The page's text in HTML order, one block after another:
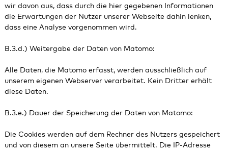
wir davon aus, dass durch die hier gegebenen Informationen
die Erwartungen der Nutzer unserer Webseite dahin lenken,
dass eine Analyse vorgenommen wird.
B.3.d.) Weitergabe der Daten von Matomo:
Alle Daten, die Matomo erfasst, werden ausschließlich auf
unserem eigenen Webserver verarbeitet. Kein Dritter erhält
diese Daten.
B.3.e.) Dauer der Speicherung der Daten von Matomo:
Die Cookies werden auf dem Rechner des Nutzers gespeichert
und von diesem an unsere Seite übermittelt. Die IP-Adresse